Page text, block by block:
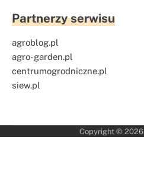
Partnerzy serwisu
agroblog.pl
agro-garden.pl
centrumogrodniczne.pl
siew.pl
Copyright © 2026